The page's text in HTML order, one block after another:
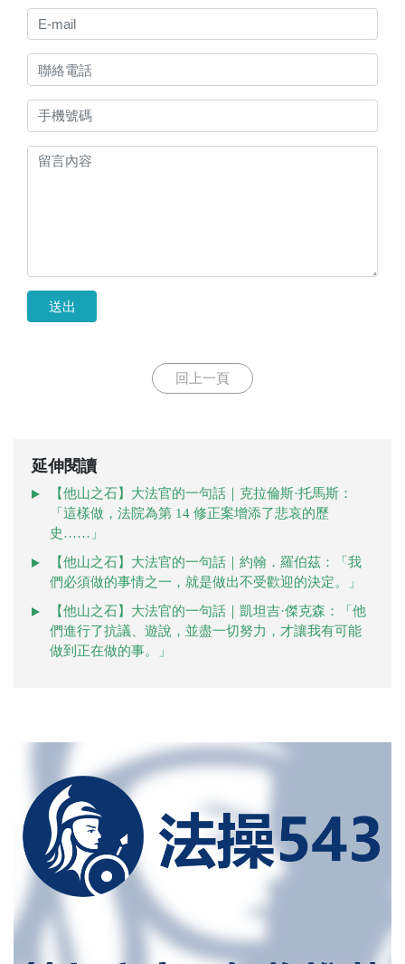
送出
回上一頁
延伸閱讀
【他山之石】大法官的一句話｜克拉倫斯·托馬斯：
「這樣做，法院為第 14 修正案增添了悲哀的歷
史……」
【他山之石】大法官的一句話｜約翰．羅伯茲：「我
們必須做的事情之一，就是做出不受歡迎的決定。」
【他山之石】大法官的一句話｜凱坦吉·傑克森：「他
們進行了抗議、遊說，並盡一切努力，才讓我有可能
做到正在做的事。」